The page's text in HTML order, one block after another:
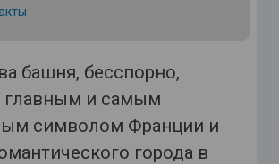
башня, бесспорно,
главным и самым
символом Франции и
города в